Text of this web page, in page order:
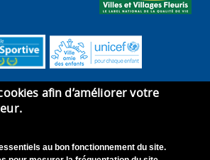
afin d’améliorer votre
au bon fonctionnement du site.